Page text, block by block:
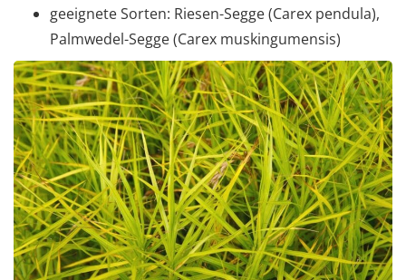
geeignete Sorten: Riesen-Segge (Carex pendula),
Palmwedel-Segge (Carex muskingumensis)